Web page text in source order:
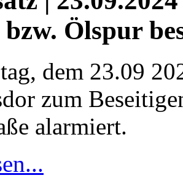
Ölspur
dem 23.09
zum
alarmiert.